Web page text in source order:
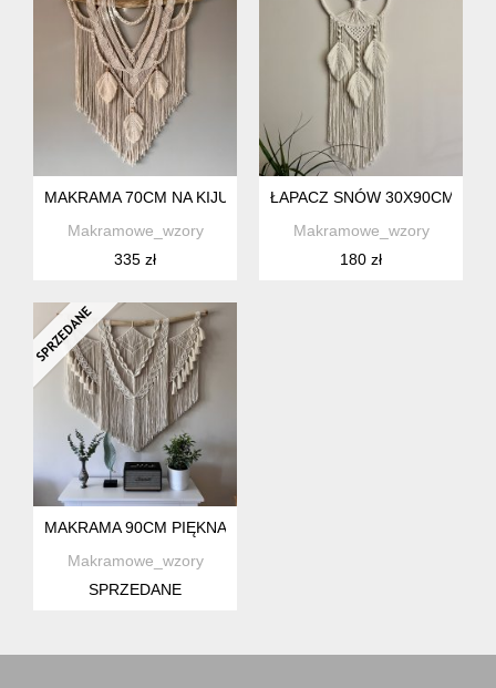
MAKRAMA 70CM NA KIJU OZDOBA NA ŚCIANĘ BOHO
Makramowe_wzory
335 zł
ŁAPACZ SNÓW 30X90CM
Makramowe_wzory
180 zł
MAKRAMA 90CM PIĘKNA OZDOBA ŚCIENNA MAKRAMOWE
Makramowe_wzory
SPRZEDANE